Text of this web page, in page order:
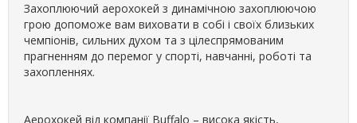
Захоплюючий аерохокей з динамічною захоплюючою
грою допоможе вам виховати в собі і своїх близьких
чемпіонів, сильних духом та з цілеспрямованим
прагненням до перемог у спорті, навчанні, роботі та
захопленнях.
Аерохокей від компанії Buffalo – висока якість,